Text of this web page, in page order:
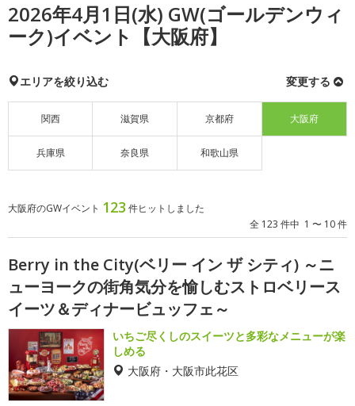
2026年4月1日(水) GW(ゴールデンウィ
ーク)イベント【大阪府】
エリアを絞り込む 変更する
関西 滋賀県 京都府 大阪府
兵庫県 奈良県 和歌山県
大阪府のGWイベント 123 件ヒットしました
全 123 件中 1 〜 10 件
Berry in the City(ベリー イン ザ シティ) ～ニ
ューヨークの街角気分を愉しむストロベリース
イーツ＆ディナービュッフェ～
いちご尽くしのスイーツと多彩なメニューが楽
しめる
大阪府・大阪市此花区